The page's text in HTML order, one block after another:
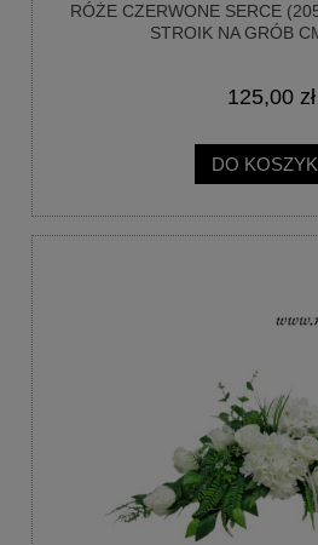
RÓŻE CZERWONE SERCE
STROIK NA GRÓB
125,00 zł
DO